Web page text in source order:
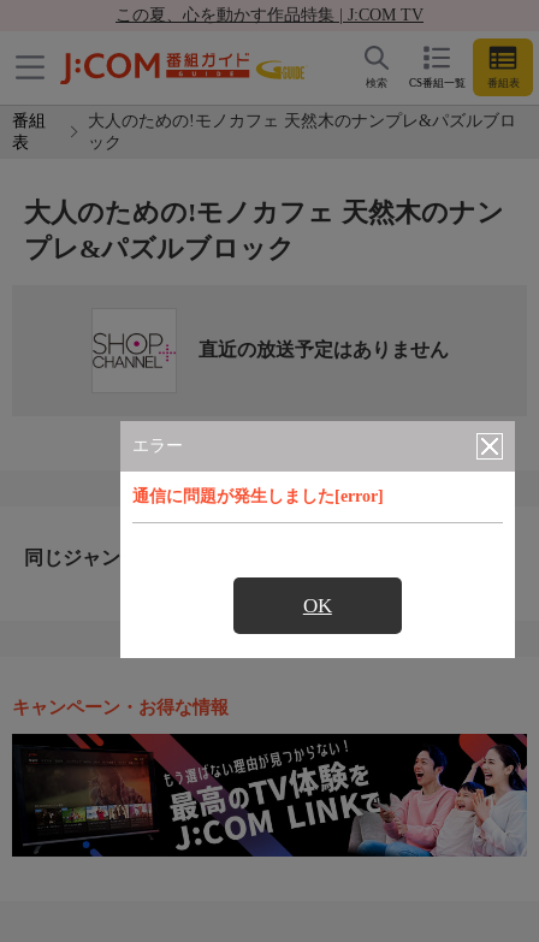
この夏、心を動かす作品特集 | J:COM TV
CS番組一覧 番組表
検索
番組
表
大人のための!モノカフェ 天然木のナンプレ&パズルブロ
ック
エラー
通信に問題が発生しました[error]
OK
大人のための!モノカフェ 天然木のナン
プレ&パズルブロック
直近の放送予定はありません
同じジャンルのおすすめ番組
キャンペーン・お得な情報